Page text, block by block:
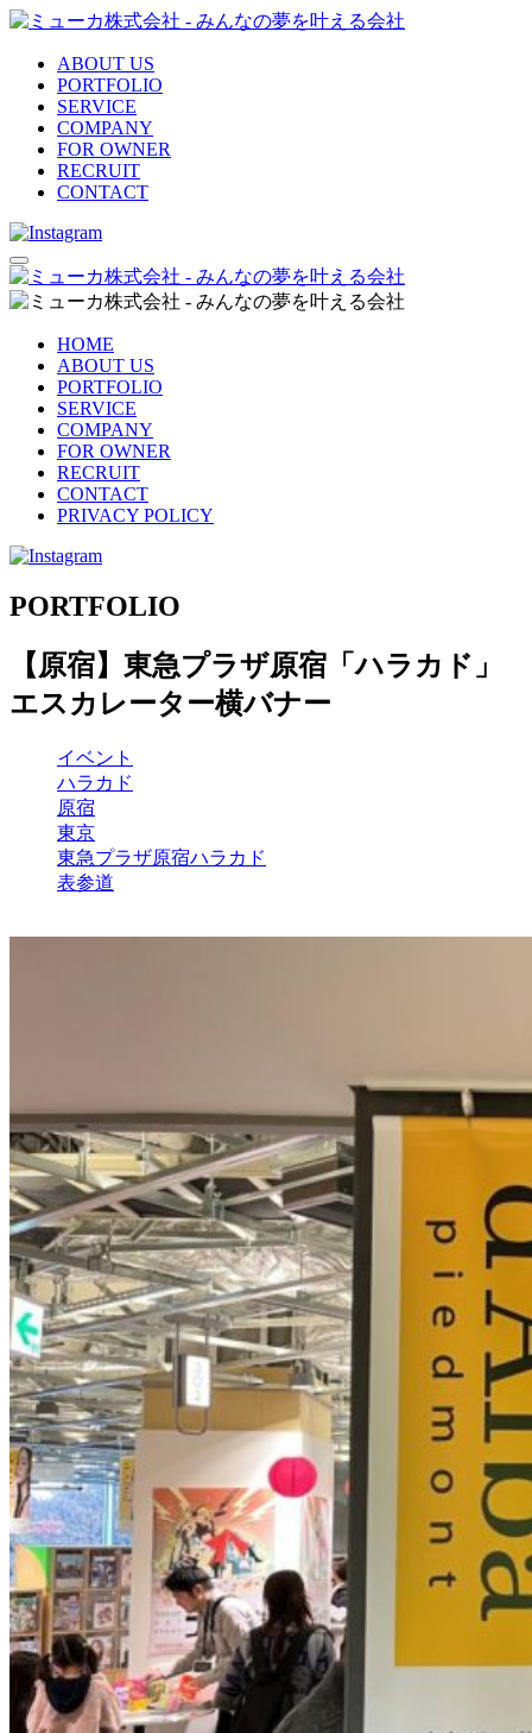
ABOUT US
PORTFOLIO
SERVICE
COMPANY
FOR OWNER
RECRUIT
CONTACT
HOME
ABOUT US
PORTFOLIO
SERVICE
COMPANY
FOR OWNER
RECRUIT
CONTACT
PRIVACY POLICY
PORTFOLIO
【原宿】東急プラザ原宿「ハラカド」
エスカレーター横バナー
イベント
ハラカド
原宿
東京
東急プラザ原宿ハラカド
表参道